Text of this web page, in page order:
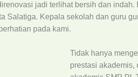
jadi terlihat bersih dan indah.
Salatiga. Kepala sekolah dan guru
pada kami.
Tidak hanya
prestasi akademis,